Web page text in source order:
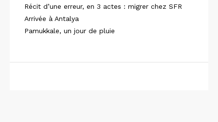
Récit d’une erreur, en 3 actes : migrer chez SFR
Arrivée à Antalya
Pamukkale, un jour de pluie